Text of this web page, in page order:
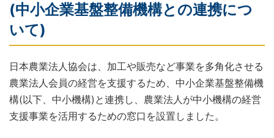
(中小企業基盤整備機構との連携につ
いて)
日本農業法人協会は、加工や販売など事業を多角化させる
農業法人会員の経営を支援するため、中小企業基盤整備機
構(以下、中小機構)と連携し、農業法人が中小機構の経営
支援事業を活用するための窓口を設置しました。